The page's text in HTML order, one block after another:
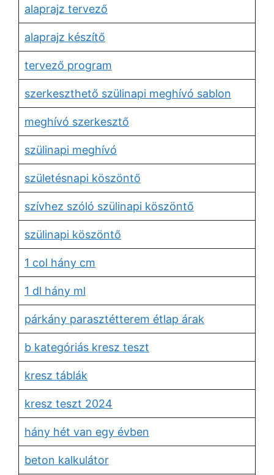
alaprajz tervező
alaprajz készítő
tervező program
szerkeszthető szülinapi meghívó sablon
meghívó szerkesztő
szülinapi meghívó
születésnapi köszöntő
szívhez szóló szülinapi köszöntő
szülinapi köszöntő
1 col hány cm
1 dl hány ml
párkány parasztétterem étlap árak
b kategóriás kresz teszt
kresz táblák
kresz teszt 2024
hány hét van egy évben
beton kalkulátor